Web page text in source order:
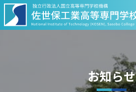
お知らせ